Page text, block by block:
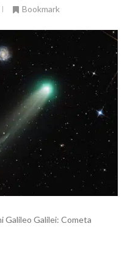
Bookmark
Galileo Galilei: Cometa